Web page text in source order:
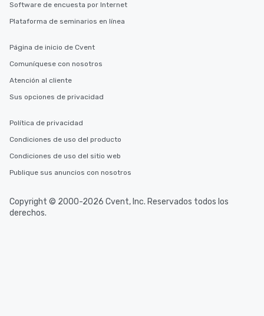
Software de encuesta por Internet
Plataforma de seminarios en línea
Página de inicio de Cvent
Comuníquese con nosotros
Atención al cliente
Sus opciones de privacidad
Política de privacidad
Condiciones de uso del producto
Condiciones de uso del sitio web
Publique sus anuncios con nosotros
Copyright © 2000-2026 Cvent, Inc. Reservados todos los
derechos.